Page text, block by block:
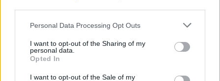
Please note that this website/app uses one or more Google
not limited to your visit or usage behaviour. You may click to
grant or deny consent to Google and its third-party tags to
use your data for below specified purposes in below Google
consent section.
Personal Data Processing Opt Outs
I want to opt-out of the Sharing of my
personal data.
Opted In
I want to opt-out of the Sale of my